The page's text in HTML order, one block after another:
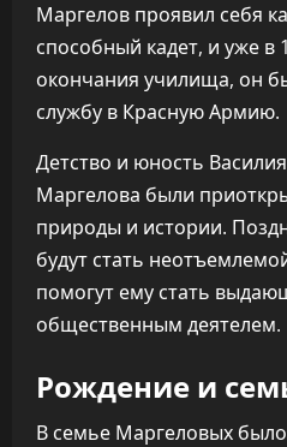
Маргелов проявил себя
способный кадет, и уже в
окончания училища, он
службу в Красную Армию.
Детство и юность
Маргелова были
природы и истории.
будут стать
помогут ему стать
общественным деятелем.
Рождение и
В семье Маргеловых